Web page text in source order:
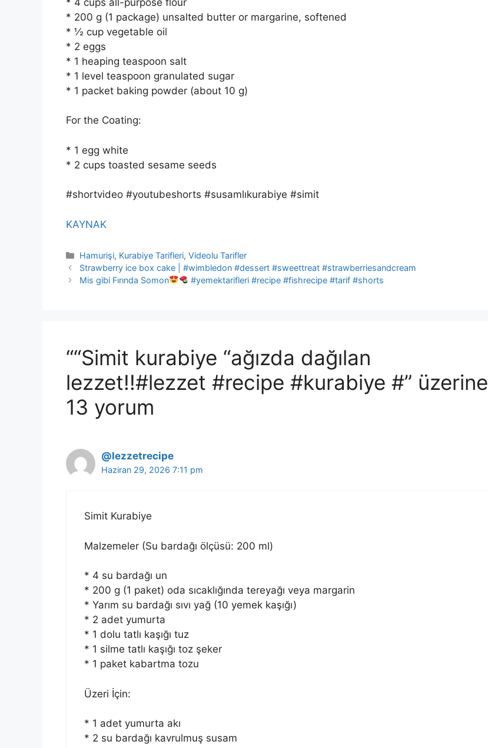
* 200 g (1 package) unsalted butter or margarine, softened
* ½ cup vegetable oil
* 2 eggs
* 1 heaping teaspoon salt
* 1 level teaspoon granulated sugar
* 1 packet baking powder (about 10 g)
For the Coating:
* 1 egg white
* 2 cups toasted sesame seeds
#shortvideo #youtubeshorts #susamlıkurabiye #simit
KAYNAK
Kategoriler
Hamurişi, Kurabiye Tarifleri,Videolu Tarifler
Strawberry ice box cake | #wimbledon #dessert #sweettreat #strawberriesandcream
Mis gibi Fırında Somon
#yemektarifleri #recipe #fishrecipe #tarif #shorts
““Simit kurabiye “ağızda dağılan
lezzet!!#lezzet #recipe #kurabiye #” üzerine
13 yorum
@lezzetrecipe
Haziran 29, 2026 7:11 pm
Simit Kurabiye
Malzemeler (Su bardağı ölçüsü: 200 ml)
* 4 su bardağı un
* 200 g (1 paket) oda sıcaklığında tereyağı veya margarin
* Yarım su bardağı sıvı yağ (10 yemek kaşığı)
* 2 adet yumurta
* 1 dolu tatlı kaşığı tuz
* 1 silme tatlı kaşığı toz şeker
* 1 paket kabartma tozu
Üzeri İçin:
* 1 adet yumurta akı
* 2 su bardağı kavrulmuş susam